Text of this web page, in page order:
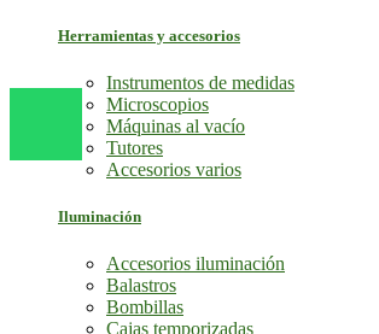
Herramientas y accesorios
Instrumentos de medidas
Microscopios
Máquinas al vacío
Tutores
Accesorios varios
Iluminación
Accesorios iluminación
Balastros
Bombillas
Cajas temporizadas